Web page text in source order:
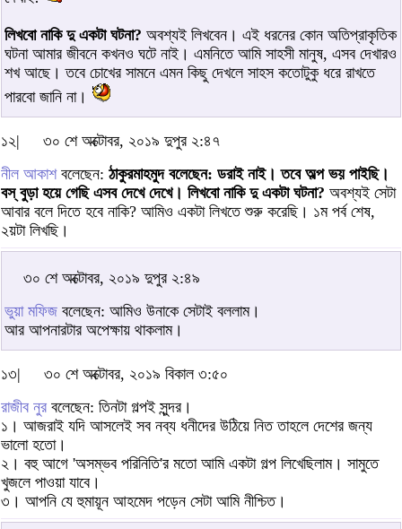
লিখবো নাকি দু একটা ঘটনা? অবশ্যই লিখবেন। এই ধরনের কোন অতিপ্রাকৃতিক
ঘটনা আমার জীবনে কখনও ঘটে নাই। এমনিতে আমি সাহসী মানুষ, এসব দেখারও
শখ আছে। তবে চোখের সামনে এমন কিছু দেখলে সাহস কতোটুকু ধরে রাখতে
পারবো জানি না।
১২|
৩০ শে অক্টোবর, ২০১৯ দুপুর ২:৪৭
নীল আকাশবলেছেন: ঠাকুরমাহমুদ বলেছেন: ডরাই নাই। তবে অল্প ভয় পাইছি।
বস্ বুড়া হয়ে গেছি এসব দেখে দেখে। লিখবো নাকি দু একটা ঘটনা? অবশ্যই সেটা
আবার বলে দিতে হবে নাকি? আমিও একটা লিখতে শুরু করেছি। ১ম পর্ব শেষ,
২য়টা লিখছি।
৩০ শে অক্টোবর, ২০১৯ দুপুর ২:৪৯
ভুয়া মফিজ বলেছেন: আমিও উনাকে সেটাই বললাম।
আর আপনারটার অপেক্ষায় থাকলাম।
১৩|
৩০ শে অক্টোবর, ২০১৯ বিকাল ৩:৫০
রাজীব নুর বলেছেন: তিনটা গল্পই সুন্দর।
১। আজরাই যদি আসলেই সব নব্য ধনীদের উঠিয়ে নিত তাহলে দেশের জন্য
ভালো হতো।
২। বহু আগে 'অসম্ভব পরিনিতি'র মতো আমি একটা গল্প লিখেছিলাম। সামুতে
খুজলে পাওয়া যাবে।
৩। আপনি যে হুমায়ূন আহমেদ পড়েন সেটা আমি নীশ্চিত।